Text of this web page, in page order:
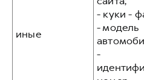
иные
- куки -
- модель
-